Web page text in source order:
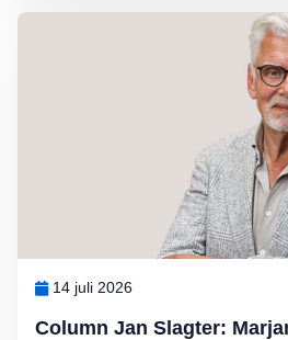
Column Jan Slagter:
14 juli 2026
Lees meer over Column Jan Slagter: